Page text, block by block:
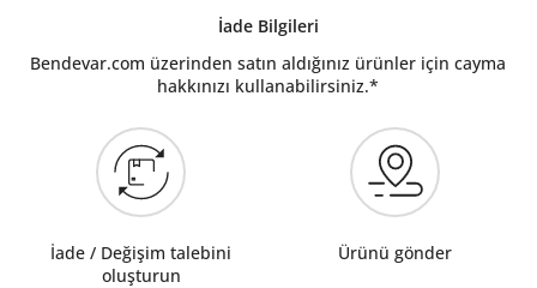
İade Bilgileri
Bendevar.com üzerinden satın aldığınız ürünler için cayma
hakkınızı kullanabilirsiniz.*
İade / Değişim talebini
oluşturun
Ürünü gönder